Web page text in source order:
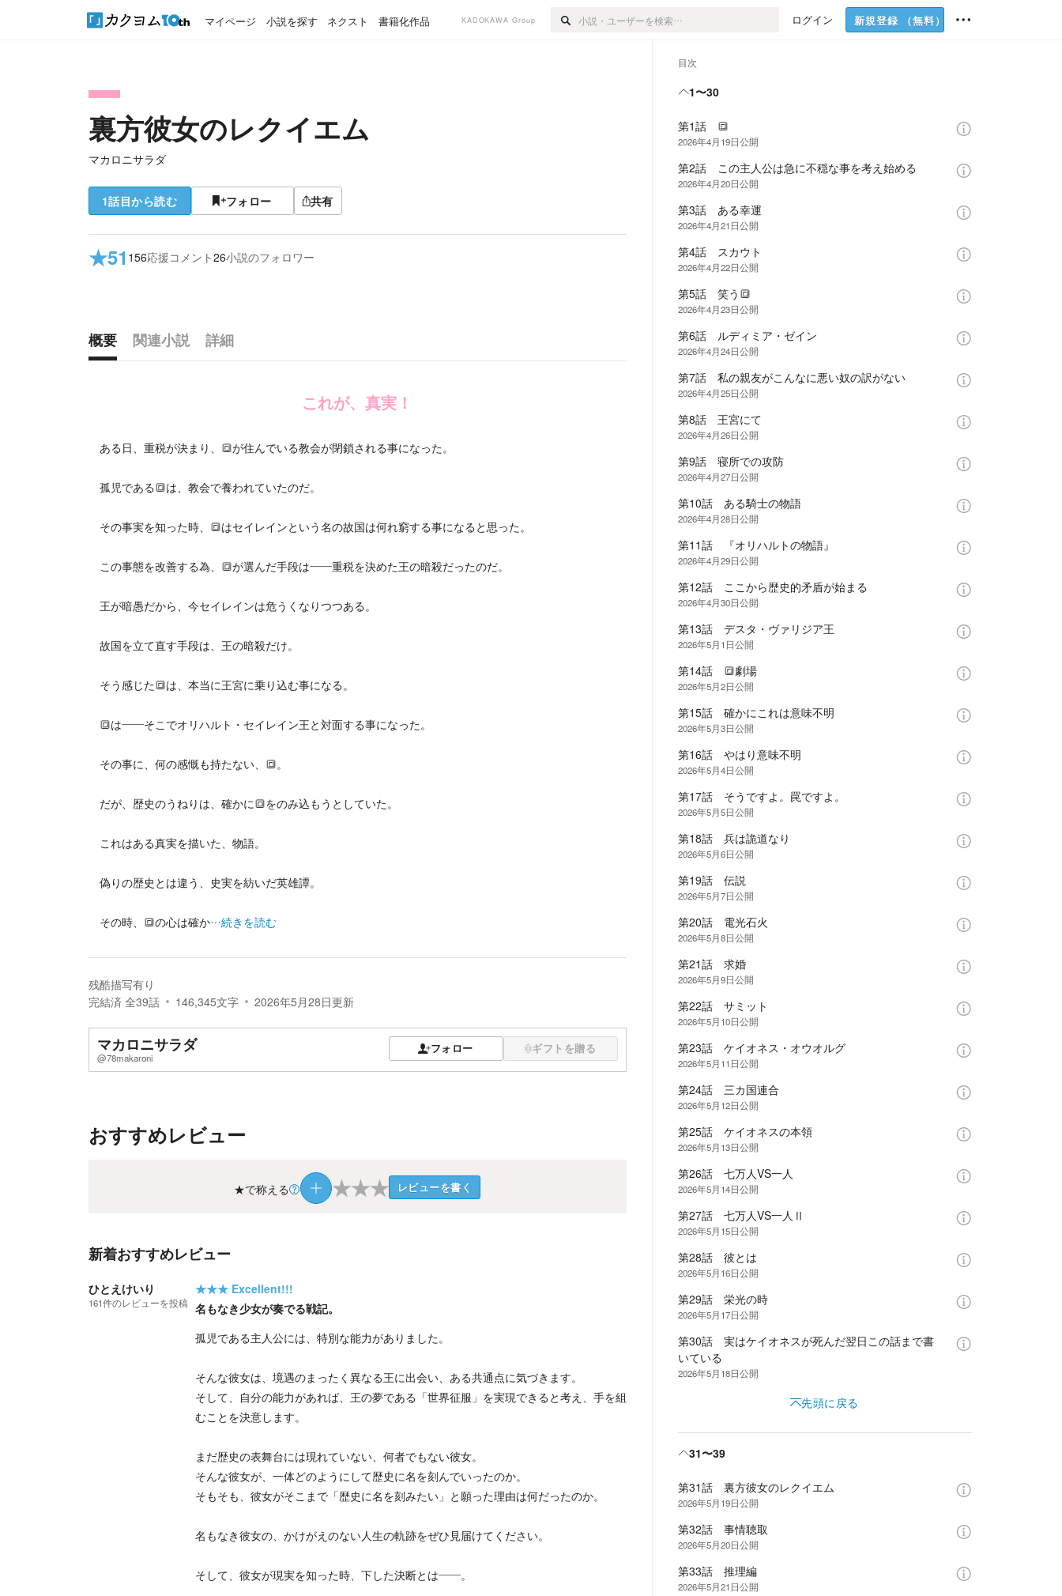
マイページ 小説を探す ネクスト 書籍化作品 KADOKAWA Group ログイン 新規登録 （無料）
裏方彼女のレクイエム
マカロニサラダ
1話目から読む フォロー 共有
★51 156応援コメント26小説のフォロワー
概要 関連小説
詳細
これが、真実！
ある日、重税が決まり、🔳が住んでいる教会が閉鎖される事になった。
孤児である🔳は、教会で養われていたのだ。
その事実を知った時、🔳はセイレインという名の故国は何れ窮する事になると思った。
この事態を改善する為、🔳が選んだ手段は――重税を決めた王の暗殺だったのだ。
王が暗愚だから、今セイレインは危うくなりつつある。
故国を立て直す手段は、王の暗殺だけ。
そう感じた🔳は、本当に王宮に乗り込む事になる。
🔳は――そこでオリハルト・セイレイン王と対面する事になった。
その事に、何の感慨も持たない、🔳。
だが、歴史のうねりは、確かに🔳をのみ込もうとしていた。
これはある真実を描いた、物語。
偽りの歴史とは違う、史実を紡いだ英雄譚。
その時、🔳の心は確か…続きを読む
残酷描写有り
完結済 全39話 146,345文字 2026年5月28日更新
マカロニサラダ
@78makaroni
フォロー ギフトを贈る
おすすめレビュー
★で称える ★★★ レビューを書く
新着おすすめレビュー
ひとえけいり
161件のレビューを投稿
★★★ Excellent!!!
名もなき少女が奏でる戦記。
​孤児である主人公には、特別な能力がありました。
​そんな彼女は、境遇のまったく異なる王に出会い、ある共通点に気づきます。
そして、自分の能力があれば、王の夢である「世界征服」を実現できると考え、手を組
むことを決意します。
​まだ歴史の表舞台には現れていない、何者でもない彼女。
​そんな彼女が、一体どのようにして歴史に名を刻んでいったのか。
そもそも、彼女がそこまで「歴史に名を刻みたい」と願った理由は何だったのか。
​名もなき彼女の、かけがえのない人生の軌跡をぜひ見届けてください。
​そして、彼女が現実を知った時、下した決断とは――。
目次
1〜30
第1話 🔳
2026年4月19日公開
第2話 この主人公は急に不穏な事を考え始める
2026年4月20日公開
第3話 ある幸運
2026年4月21日公開
第4話 スカウト
2026年4月22日公開
第5話 笑う🔳
2026年4月23日公開
第6話 ルディミア・ゼイン
2026年4月24日公開
第7話 私の親友がこんなに悪い奴の訳がない
2026年4月25日公開
第8話 王宮にて
2026年4月26日公開
第9話 寝所での攻防
2026年4月27日公開
第10話 ある騎士の物語
2026年4月28日公開
第11話 『オリハルトの物語』
2026年4月29日公開
第12話 ここから歴史的矛盾が始まる
2026年4月30日公開
第13話 デスタ・ヴァリジア王
2026年5月1日公開
第14話 🔳劇場
2026年5月2日公開
第15話 確かにこれは意味不明
2026年5月3日公開
第16話 やはり意味不明
2026年5月4日公開
第17話 そうですよ。罠ですよ。
2026年5月5日公開
第18話 兵は詭道なり
2026年5月6日公開
第19話 伝説
2026年5月7日公開
第20話 電光石火
2026年5月8日公開
第21話 求婚
2026年5月9日公開
第22話 サミット
2026年5月10日公開
第23話 ケイオネス・オウオルグ
2026年5月11日公開
第24話 三カ国連合
2026年5月12日公開
第25話 ケイオネスの本領
2026年5月13日公開
第26話 七万人VS一人
2026年5月14日公開
第27話 七万人VS一人Ⅱ
2026年5月15日公開
第28話 彼とは
2026年5月16日公開
第29話 栄光の時
2026年5月17日公開
第30話 実はケイオネスが死んだ翌日この話まで書
いている
2026年5月18日公開
先頭に戻る
31〜39
第31話 裏方彼女のレクイエム
2026年5月19日公開
第32話 事情聴取
2026年5月20日公開
第33話 推理編
2026年5月21日公開